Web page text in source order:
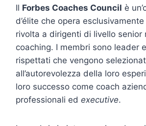
Il Forbes Coaches Council è
d’élite che opera
rivolta a dirigenti di livello senior
coaching. I membri sono leader
rispettati che vengono
all’autorevolezza della loro
loro successo come coach
professionali ed executive.